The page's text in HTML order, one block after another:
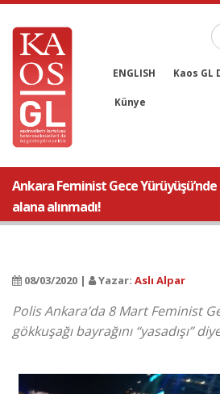
ENGLISH Kaos GL
Künye
Ankara Feminist Gece
alana alınmadı!
08/03/2020 | Yazar: Aslı Alpar
Polis Ankara’da 8 Mart Feminist
gökkuşağı bayrağını “yasadışı”